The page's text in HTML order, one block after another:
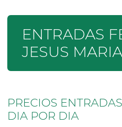
ENTRADAS
JESUS
PRECIOS
DIA POR DIA